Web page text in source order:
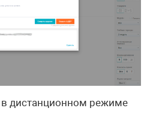
в дистанционном режиме